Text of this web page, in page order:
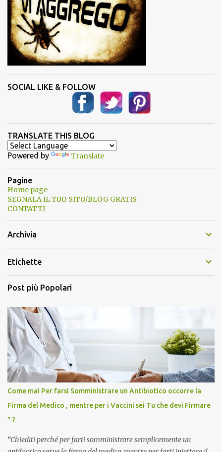
SOCIAL LIKE & FOLLOW
TRANSLATE THIS BLOG
Powered by Translate
Pagine
Home page
SEGNALA IL TUO SITO/BLOG GRATIS
CONTATTI
Archivia
Etichette
Post più Popolari
Come mai Per farsi Somministrare un Antibiotico occorre la
Firma del Medico , mentre per i Vaccini sei Tu che devi Firmare
” ?
“Chiediti perché per farti somministrare semplicemente un